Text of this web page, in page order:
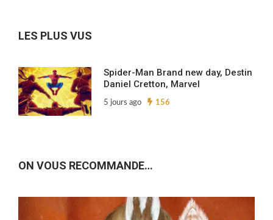
LES PLUS VUS
Spider-Man Brand new day, Destin
Daniel Cretton, Marvel
5 jours ago 156
ON VOUS RECOMMANDE…